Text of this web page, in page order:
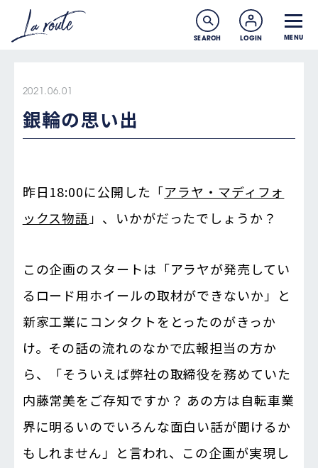
SEARCH LOGIN MENU
2021.06.01
銀輪の思い出
昨日18:00に公開した「アラヤ・マディフォ
ックス物語 」、いかがだったでしょうか？
この企画のスタートは「アラヤが発売してい
るロード用ホイールの取材ができないか」と
新家工業にコンタクトをとったのがきっか
け。その話の流れのなかで広報担当の方か
ら、「そういえば弊社の取締役を務めていた
内藤常美をご存知ですか？ あの方は自転車業
界に明るいのでいろんな面白い話が聞けるか
もしれません」と言われ、この企画が実現し